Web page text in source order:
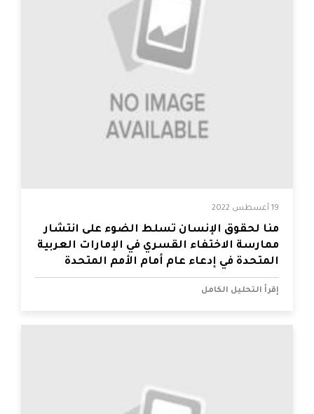
19 أغسطس 2022
منّا لحقوق الإنسان تسلط الضوء على انتشار
ممارسة الاختفاء القسري في الإمارات العربية
المتحدة في إدعاء عام أمام الأمم المتحدة
إقرأ التحليل الكامل